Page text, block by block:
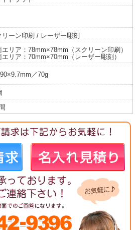
リーン印刷 / レーザー彫刻
エリア：78mm×78mm（スクリーン印刷）
エリア：70mm×70mm（レーザー彫刻）
／70g